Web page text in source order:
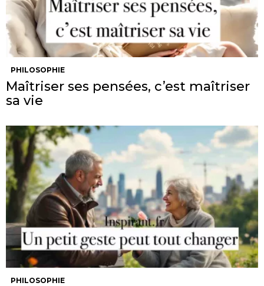
PHILOSOPHIE
Maîtriser ses pensées, c’est maîtriser
sa vie
PHILOSOPHIE